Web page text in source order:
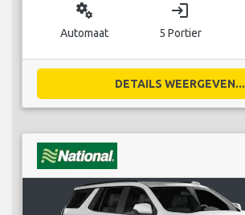
miscellaneous_services
Automaat
login
5 Portier
DETAILS WEERGEVEN...